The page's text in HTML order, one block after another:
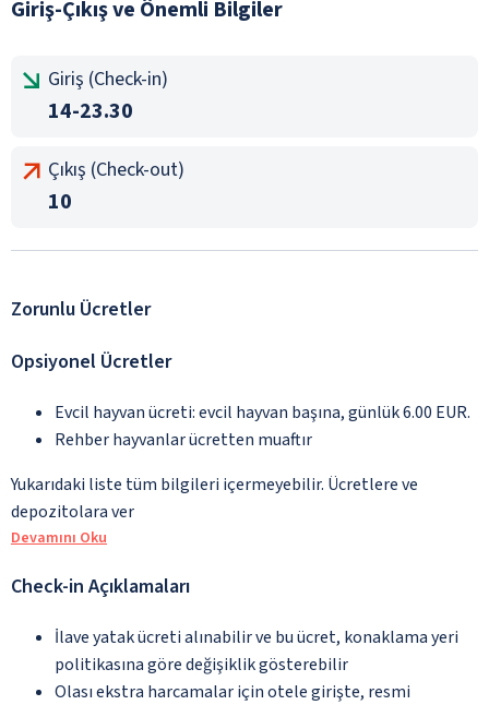
Giriş-Çıkış ve Önemli Bilgiler
Giriş (Check-in)
14-23.30
Çıkış (Check-out)
10
Zorunlu Ücretler
Opsiyonel Ücretler
Evcil hayvan ücreti: evcil hayvan başına, günlük 6.00 EUR.
Rehber hayvanlar ücretten muaftır
Yukarıdaki liste tüm bilgileri içermeyebilir. Ücretlere ve
depozitolara ver
Devamını Oku
Check-in Açıklamaları
İlave yatak ücreti alınabilir ve bu ücret, konaklama yeri
politikasına göre değişiklik gösterebilir
Olası ekstra harcamalar için otele girişte, resmi